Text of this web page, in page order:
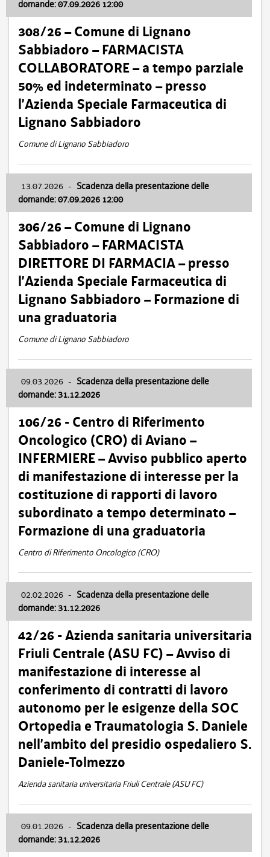
domande: 07.09.2026 12:00
308/26 – Comune di Lignano
Sabbiadoro – FARMACISTA
COLLABORATORE – a tempo parziale
50% ed indeterminato – presso
l’Azienda Speciale Farmaceutica di
Lignano Sabbiadoro
Comune di Lignano Sabbiadoro
13.07.2026 - Scadenza della presentazione delle
domande: 07.09.2026 12:00
306/26 – Comune di Lignano
Sabbiadoro – FARMACISTA
DIRETTORE DI FARMACIA – presso
l’Azienda Speciale Farmaceutica di
Lignano Sabbiadoro – Formazione di
una graduatoria
Comune di Lignano Sabbiadoro
09.03.2026 - Scadenza della presentazione delle
domande: 31.12.2026
106/26 - Centro di Riferimento
Oncologico (CRO) di Aviano –
INFERMIERE – Avviso pubblico aperto
di manifestazione di interesse per la
costituzione di rapporti di lavoro
subordinato a tempo determinato –
Formazione di una graduatoria
Centro di Riferimento Oncologico (CRO)
02.02.2026 - Scadenza della presentazione delle
domande: 31.12.2026
42/26 - Azienda sanitaria universitaria
Friuli Centrale (ASU FC) – Avviso di
manifestazione di interesse al
conferimento di contratti di lavoro
autonomo per le esigenze della SOC
Ortopedia e Traumatologia S. Daniele
nell’ambito del presidio ospedaliero S.
Daniele-Tolmezzo
Azienda sanitaria universitaria Friuli Centrale (ASU FC)
09.01.2026 - Scadenza della presentazione delle
domande: 31.12.2026